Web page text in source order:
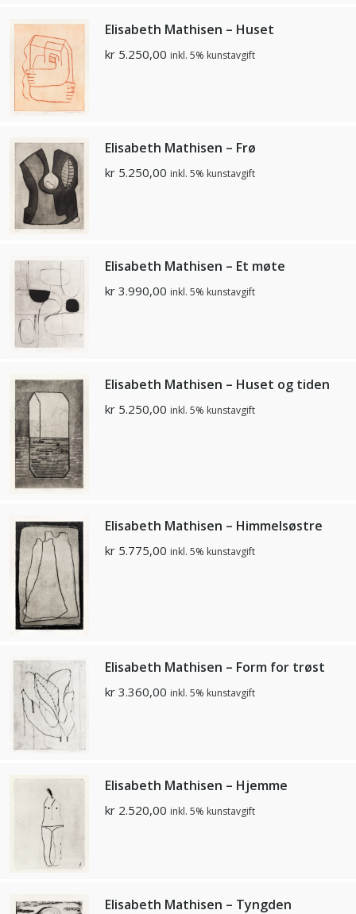
Elisabeth Mathisen – Huset
kr 5.250,00 inkl. 5% kunstavgift
Elisabeth Mathisen – Frø
kr 5.250,00 inkl. 5% kunstavgift
Elisabeth Mathisen – Et møte
kr 3.990,00 inkl. 5% kunstavgift
Elisabeth Mathisen – Huset og tiden
kr 5.250,00 inkl. 5% kunstavgift
Elisabeth Mathisen – Himmelsøstre
kr 5.775,00 inkl. 5% kunstavgift
Elisabeth Mathisen – Form for trøst
kr 3.360,00 inkl. 5% kunstavgift
Elisabeth Mathisen – Hjemme
kr 2.520,00 inkl. 5% kunstavgift
Elisabeth Mathisen – Tyngden